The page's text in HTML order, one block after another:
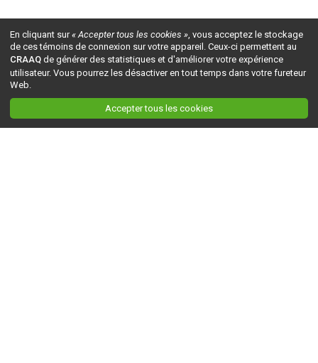
En cliquant sur« Accepter tous les cookies », vous acceptez le stockage
de ces témoins de connexion sur votre appareil. Ceux-ci permettent au
CRAAQ de générer des statistiques et d'améliorer votre expérience
utilisateur. Vous pourrez les désactiver en tout temps dans votre fureteur
Web.
Accepter tous les cookies